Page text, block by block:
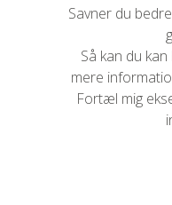
Savner du
Så kan du
mere
Fortæl mig